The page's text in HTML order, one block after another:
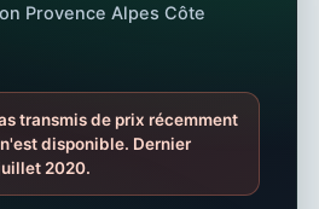
Provence Alpes Côte
transmis de prix récemment
disponible. Dernier
2020.